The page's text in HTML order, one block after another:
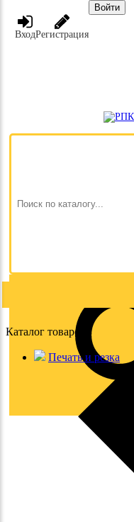
ВходРегистрация
Войти
Каталог товаров
Печать и резка